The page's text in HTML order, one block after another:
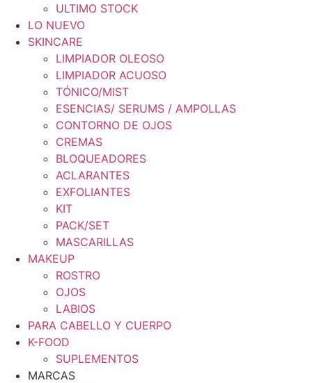
ULTIMO STOCK
LO NUEVO
SKINCARE
LIMPIADOR OLEOSO
LIMPIADOR ACUOSO
TÓNICO/MIST
ESENCIAS/ SERUMS / AMPOLLAS
CONTORNO DE OJOS
CREMAS
BLOQUEADORES
ACLARANTES
EXFOLIANTES
KIT
PACK/SET
MASCARILLAS
MAKEUP
ROSTRO
OJOS
LABIOS
PARA CABELLO Y CUERPO
K-FOOD
SUPLEMENTOS
MARCAS